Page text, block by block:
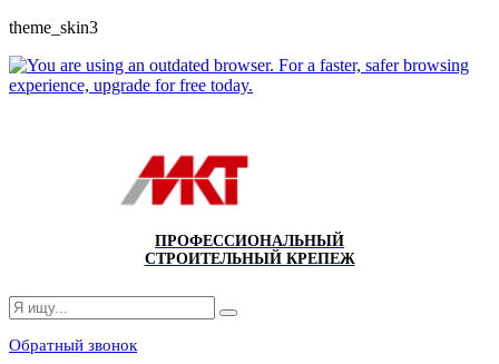
theme_skin3
ПРОФЕССИОНАЛЬНЫЙ
СТРОИТЕЛЬНЫЙ КРЕПЕЖ
Обратный звонок